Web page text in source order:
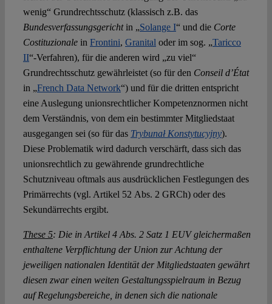
wenig“ Grundrechtsschutz (klassisch z.B. das
Bundesverfassungsgericht in „Solange I“ und die Corte
Costituzionalein Frontini, Granital oder im sog. „Taricco
II“-Verfahren), für die anderen wird „zu viel“
Grundrechtsschutz gewährleistet (so für den Conseil d’État
in „French Data Network“) und für die dritten entspricht
eine Auslegung unionsrechtlicher Kompetenznormen nicht
dem Verständnis, von dem ein bestimmter Mitgliedstaat
ausgegangen sei (so für das Trybunał Konstytucyjny).
Diese Problematik wird dadurch verschärft, dass sich das
unionsrechtlich zu gewährende grundrechtliche
Schutzniveau oftmals aus ausdrücklichen Festlegungen des
Primärrechts (vgl. Artikel 52 Abs. 2 GRCh) oder des
Sekundärrechts ergibt.
These 5: Die in Artikel 4 Abs. 2 Satz 1 EUV gleichermaßen
enthaltene Verpflichtung der Union zur Achtung der
jeweiligen nationalen Identität der Mitgliedstaaten gewährt
diesen zwar einen weiten Gestaltungsspielraum in Bezug
auf Regelungsbereiche, in denen sich die nationale